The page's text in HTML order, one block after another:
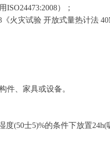
ISO24473:2008）；
《火灾试验 开放式量热计法
件、家具或设备。
度(50士5)%的条件下放置24h(